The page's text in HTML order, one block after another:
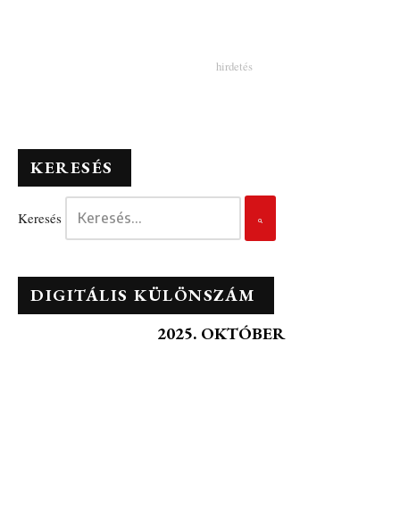
KERESÉS
Keresés
DIGITÁLIS KÜLÖNSZÁM
2025. OKTÓBER